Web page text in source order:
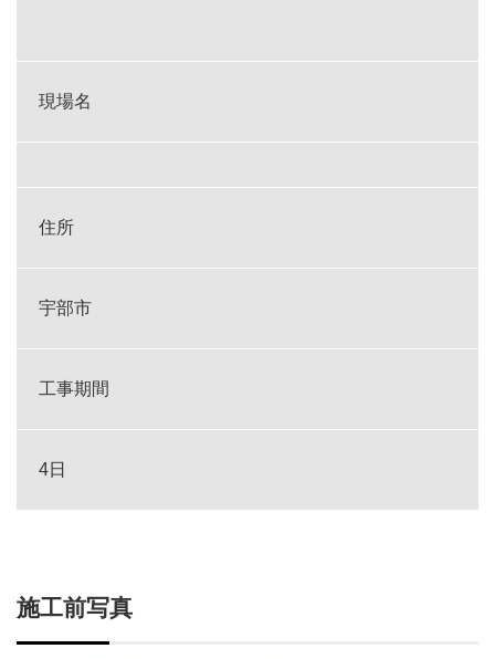
現場名
住所
宇部市
工事期間
4日
施工前写真